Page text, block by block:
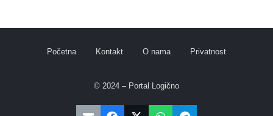
Početna Kontakt O nama Privatnost
© 2024 – Portal Logično